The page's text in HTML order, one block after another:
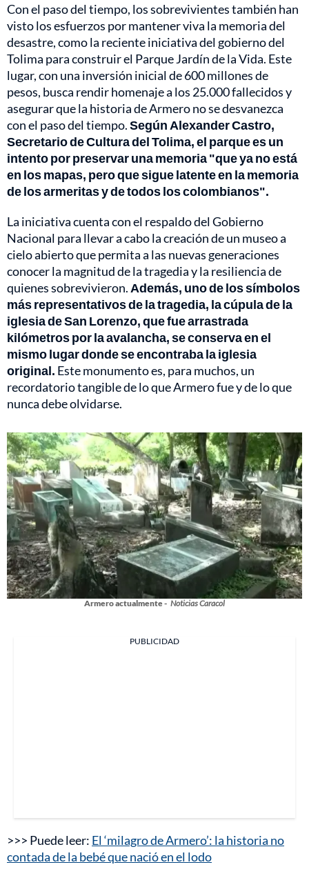
Con el paso del tiempo, los sobrevivientes también han
visto los esfuerzos por mantener viva la memoria del
desastre, como la reciente iniciativa del gobierno del
Tolima para construir el Parque Jardín de la Vida. Este
lugar, con una inversión inicial de 600 millones de
pesos, busca rendir homenaje a los 25.000 fallecidos y
asegurar que la historia de Armero no se desvanezca
con el paso del tiempo.Según Alexander Castro,
Secretario de Cultura del Tolima, el parque es un
intento por preservar una memoria "que ya no está
en los mapas, pero que sigue latente en la memoria
de los armeritas y de todos los colombianos".
La iniciativa cuenta con el respaldo del Gobierno
Nacional para llevar a cabo la creación de un museo a
cielo abierto que permita a las nuevas generaciones
conocer la magnitud de la tragedia y la resiliencia de
quienes sobrevivieron. Además, uno de los símbolos
más representativos de la tragedia, la cúpula de la
iglesia de San Lorenzo, que fue arrastrada
kilómetros por la avalancha, se conserva en el
mismo lugar donde se encontraba la iglesia
original. Este monumento es, para muchos, un
recordatorio tangible de lo que Armero fue y de lo que
nunca debe olvidarse.
Armero actualmente - Noticias Caracol
PUBLICIDAD
>>> Puede leer: El ‘milagro de Armero’: la historia no
contada de la bebé que nació en el lodo